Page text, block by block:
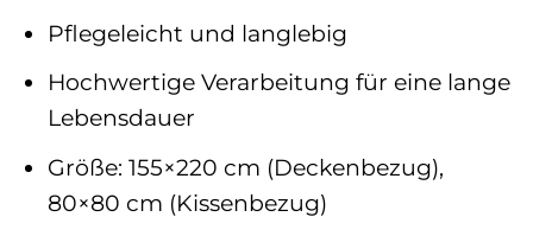
Pflegeleicht und langlebig
Hochwertige Verarbeitung für eine lange
Lebensdauer
Größe: 155×220 cm (Deckenbezug),
80×80 cm (Kissenbezug)